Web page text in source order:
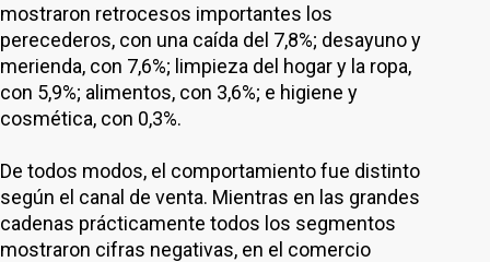
mostraron retrocesos importantes los
perecederos, con una caída del 7,8%; desayuno y
merienda, con 7,6%; limpieza del hogar y la ropa,
con 5,9%; alimentos, con 3,6%; e higiene y
cosmética, con 0,3%.
De todos modos, el comportamiento fue distinto
según el canal de venta. Mientras en las grandes
cadenas prácticamente todos los segmentos
mostraron cifras negativas, en el comercio